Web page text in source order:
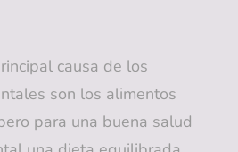
causa de los
son los alimentos
para una buena salud